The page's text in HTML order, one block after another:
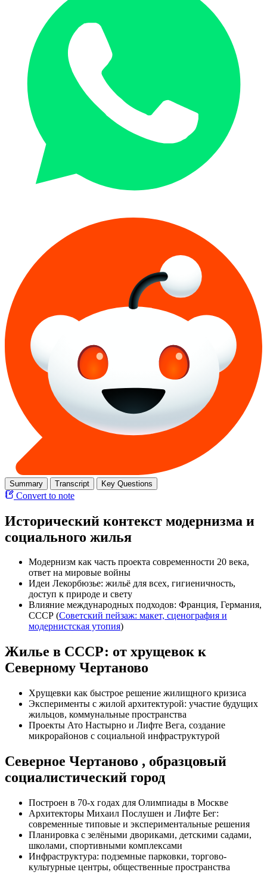
Summary Transcript Key Questions
Convert to note
Исторический контекст модернизма и
социального жилья
Модернизм как часть проекта современности 20 века,
ответ на мировые войны
Идеи Лекорбюзье: жильё для всех, гигиеничность,
доступ к природе и свету
Влияние международных подходов: Франция, Германия,
СССР (Советский пейзаж: макет, сценография и
модернистская утопия)
Жилье в СССР: от хрущевок к
Северному Чертаново
Хрущевки как быстрое решение жилищного кризиса
Эксперименты с жилой архитектурой: участие будущих
жильцов, коммунальные пространства
Проекты Ато Настырно и Лифте Вега, создание
микрорайонов с социальной инфраструктурой
Северное Чертаново , образцовый
социалистический город
Построен в 70-х годах для Олимпиады в Москве
Архитекторы Михаил Послушен и Лифте Бег:
современные типовые и экспериментальные решения
Планировка с зелёными двориками, детскими садами,
школами, спортивными комплексами
Инфраструктура: подземные парковки, торгово-
культурные центры, общественные пространства